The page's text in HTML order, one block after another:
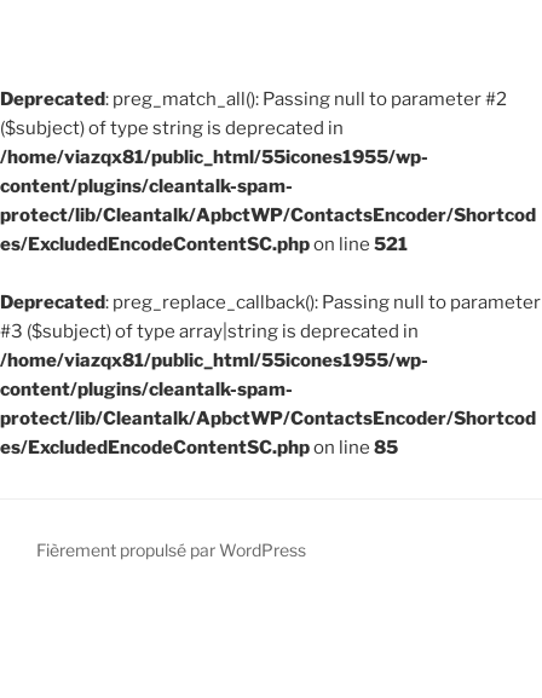
Deprecated: preg_match_all(): Passing null to parameter #2
($subject) of type string is deprecated in
/home/viazqx81/public_html/55icones1955/wp-
content/plugins/cleantalk-spam-
protect/lib/Cleantalk/ApbctWP/ContactsEncoder/Shortcod
es/ExcludedEncodeContentSC.phpon line 521
Deprecated: preg_replace_callback(): Passing null to parameter
#3 ($subject) of type array|string is deprecated in
/home/viazqx81/public_html/55icones1955/wp-
content/plugins/cleantalk-spam-
protect/lib/Cleantalk/ApbctWP/ContactsEncoder/Shortcod
es/ExcludedEncodeContentSC.phpon line 85
Fièrement propulsé par WordPress